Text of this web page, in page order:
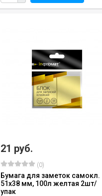
21 руб.
(0)
Бумага для заметок самокл.
51х38 мм, 100л желтая 2шт/
упак